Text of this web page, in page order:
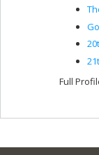
Full